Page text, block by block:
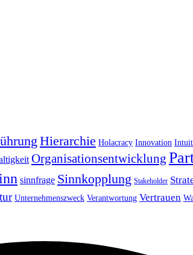
Hierarchie Holacracy Innovation
Organisationsentwicklung
sinnfrage Sinnkopplung Stakeholder
Unternehmenszweck Verantwortung Vertrauen